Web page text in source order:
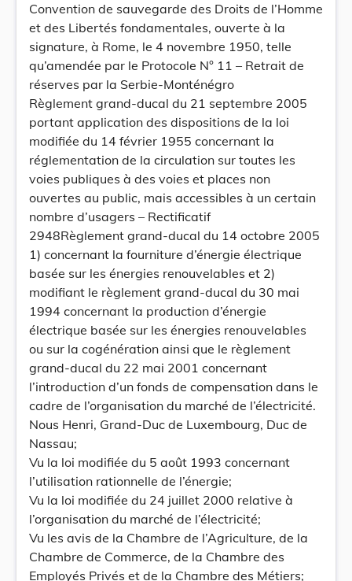
Convention de sauvegarde des Droits de l’Homme
et des Libertés fondamentales, ouverte à la
signature, à Rome, le 4 novembre 1950, telle
qu’amendée par le Protocole N° 11 – Retrait de
réserves par la Serbie-Monténégro
Règlement grand-ducal du 21 septembre 2005
portant application des dispositions de la loi
modifiée du 14 février 1955 concernant la
réglementation de la circulation sur toutes les
voies publiques à des voies et places non
ouvertes au public, mais accessibles à un certain
nombre d’usagers – Rectificatif
2948Règlement grand-ducal du 14 octobre 2005
1) concernant la fourniture d’énergie électrique
basée sur les énergies renouvelables et 2)
modifiant le règlement grand-ducal du 30 mai
1994 concernant la production d’énergie
électrique basée sur les énergies renouvelables
ou sur la cogénération ainsi que le règlement
grand-ducal du 22 mai 2001 concernant
l’introduction d’un fonds de compensation dans le
cadre de l’organisation du marché de l’électricité.
Nous Henri, Grand-Duc de Luxembourg, Duc de
Nassau;
Vu la loi modifiée du 5 août 1993 concernant
l’utilisation rationnelle de l’énergie;
Vu la loi modifiée du 24 juillet 2000 relative à
l’organisation du marché de l’électricité;
Vu les avis de la Chambre de l’Agriculture, de la
Chambre de Commerce, de la Chambre des
Employés Privés et de la Chambre des Métiers;